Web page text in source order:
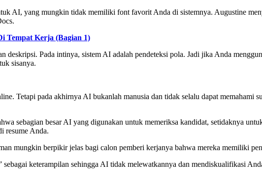
AI, yang mungkin tidak memiliki font favorit Anda di sistemnya. Augustine
Tempat Kerja (Bagian 1)
deskripsi. Pada intinya, sistem AI adalah pendeteksi pola. Jadi jika Anda
sisanya.
Tetapi pada akhirnya AI bukanlah manusia dan tidak selalu dapat memahami
sebagian besar AI yang digunakan untuk memeriksa kandidat, setidaknya
resume Anda.
mungkin berpikir jelas bagi calon pemberi kerjanya bahwa mereka memiliki
keterampilan sehingga AI tidak melewatkannya dan mendiskualifikasi